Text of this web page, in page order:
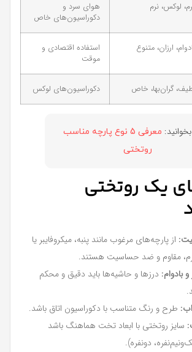
لوکس، نرم
هوای سرد و
دکوراسیون‌های خاص
ارزان، متنوع
استفاده اقتصادی و
موقت
گران‌بها، خاص دکوراسیون‌های لوکس
معرفی 5 نوع پارچه مناسب
روتختی
یک روتختی
از پارچه‌های مرغوب مانند پنبه، میکروفایبر یا
مقاوم و ضد حساسیت هستند.
بادوام: درزها و حاشیه‌ها باید دقیق و محکم
طرح و رنگ متناسب با دکوراسیون اتاق باشد.
سایز روتختی با ابعاد تخت هماهنگ باشد
دونفره).